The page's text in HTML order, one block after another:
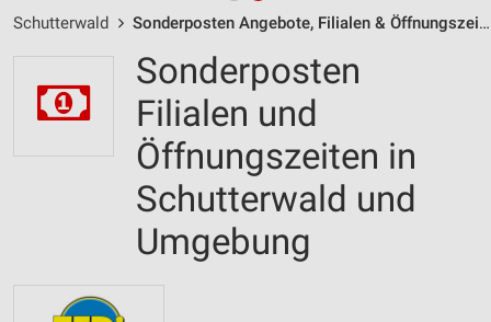
Schutterwald Sonderposten Angebote, Filialen & Öffnungszeiten
Sonderposten
Filialen und
Öffnungszeiten in
Schutterwald und
Umgebung